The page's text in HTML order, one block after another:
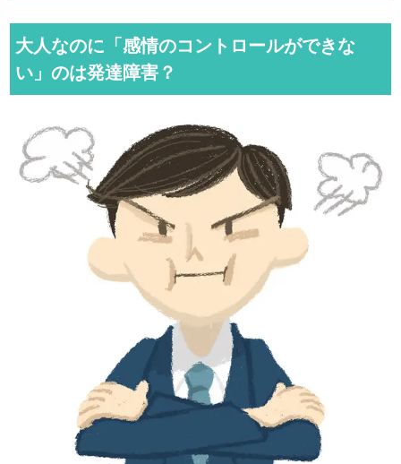
大人なのに「感情のコントロールができな
い」のは発達障害？